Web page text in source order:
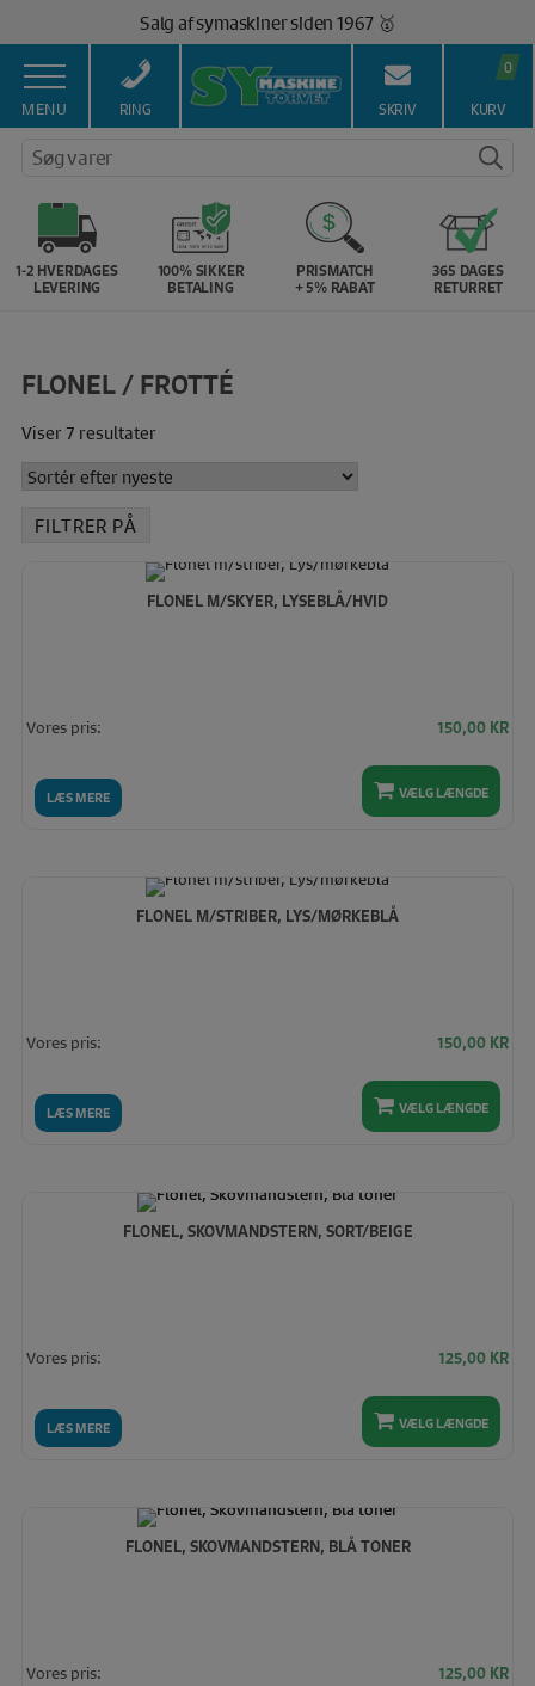
indholdet
Salg af symaskiner siden 1967 🥇
100% Dansk hjemmeside 👍
Brug for hjælp? Ring på 43 44 45 15 ☎️
Vi matcher alle danske priser 💰
MENU RING SKRIV
0
KURV
Søg varer
1-2 HVERDAGES
LEVERING
100% SIKKER
BETALING
PRISMATCH
+ 5% RABAT
365 DAGES
RETURRET
FLONEL / FROTTÉ
Viser 7 resultaterSorteret
efter
seneste
FILTRER PÅ
FLONEL M/SKYER, LYSEBLÅ/HVID
LÆS MERE
Vores pris: 150,00 KR
VÆLG LÆNGDE
FLONEL M/STRIBER, LYS/MØRKEBLÅ
LÆS MERE
Vores pris: 150,00 KR
VÆLG LÆNGDE
FLONEL, SKOVMANDSTERN, SORT/BEIGE
LÆS MERE
Vores pris: 125,00 KR
VÆLG LÆNGDE
FLONEL, SKOVMANDSTERN, BLÅ TONER
Vores pris: 125,00 KR